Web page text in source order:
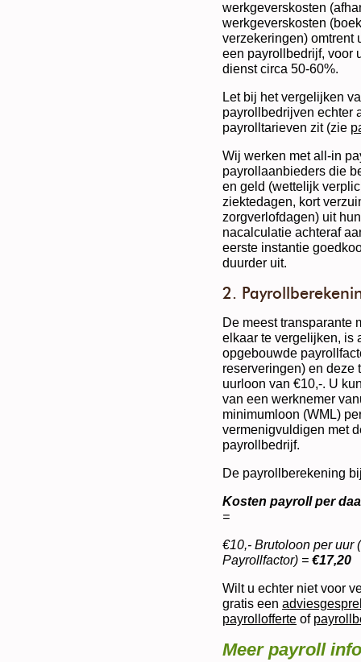
werkgeverskosten
werkgeverskosten
verzekeringen) omtrent
een payrollbedrijf, voor
dienst circa 50-60%.
Let bij het vergelijken
payrollbedrijven echter
payrolltarieven zit (zie
Wij werken met all-in
payrollaanbieders die
en geld (wettelijk
ziektedagen, kort
zorgverlofdagen) uit
nacalculatie achteraf
eerste instantie
duurder uit.
2.
De meest transparante
elkaar te vergelijken, is
opgebouwde
reserveringen) en deze
uurloon van €10,-. U
van een werknemer
minimumloon (WML)
vermenigvuldigen met
payrollbedrijf.
De payrollberekening
Kosten payroll per
=
€10,- Brutoloon per uur
Payrollfactor) = €17,20
Wilt u echter niet voor
gratis een
payrollofferte of
Meer payroll